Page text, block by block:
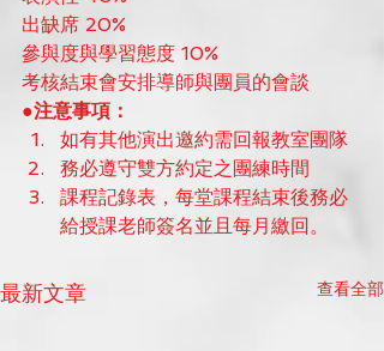
出缺席 20%
參與度與學習態度 10%
考核結束會安排導師與團員的會談
●注意事項：
如有其他演出邀約需回報教室團隊
務必遵守雙方約定之團練時間
課程記錄表，每堂課程結束後務必
給授課老師簽名並且每月繳回。
最新文章 查看全部